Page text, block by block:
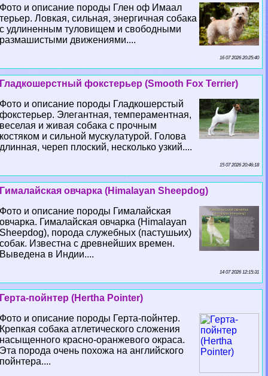
Фото и описание породы Глен оф Имаал
терьер. Ловкая, сильная, энергичная собака
с удлиненным туловищем и свободными
размашистыми движениями....
16 07 2026 20:25:40
Гладкошерстный фокстерьер (Smooth Fox Terrier)
Фото и описание породы Гладкошерстый
фокстерьер. Элегантная, темпераментная,
веселая и живая собака с прочным
костяком и сильной мускулатурой. Голова
длинная, череп плоский, несколько узкий....
15 07 2026 20:46:18
Гималайская овчарка (Himalayan Sheepdog)
Фото и описание породы Гималайская
овчарка. Гималайская овчарка (Himalayan
Sheepdog), порода служебных (пастушьих)
собак. Известна с древнейших времен.
Выведена в Индии....
14 07 2026 12:15:31
Герта-пойнтер (Hertha Pointer)
Фото и описание породы Герта-пойнтер.
Крепкая собака атлетического сложения
насыщенного красно-оранжевого окраса.
Эта порода очень похожа на английского
пойнтера....